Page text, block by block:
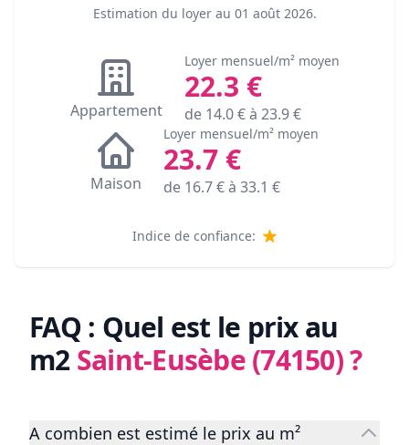
Estimation du loyer au 01 août 2026.
Appartement
Loyer mensuel/m² moyen
22.3 €
de 14.0€ à 23.9€
Maison
Loyer mensuel/m² moyen
23.7 €
de 16.7€ à 33.1 €
Indice de confiance:
FAQ : Quel est le prix au
m2Saint-Eusèbe (74150)?
A combien est estimé le prix au m²